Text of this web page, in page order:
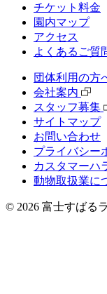
チケット料⾦
園内マップ
アクセス
よくあるご質
団体利⽤の⽅
会社案内
スタッフ募集
サイトマップ
お問い合わせ
プライバシー
カスタマーハ
動物取扱業に
© 2026 富士すばる